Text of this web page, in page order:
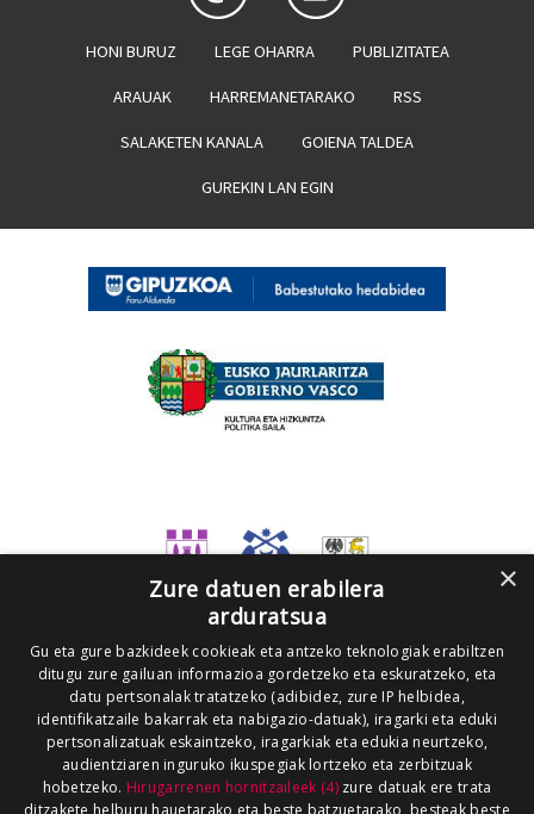
HONI BURUZ LEGE OHARRA PUBLIZITATEA
ARAUAK HARREMANETARAKO RSS
SALAKETEN KANALA GOIENA TALDEA
GUREKIN LAN EGIN
×
Zure datuen erabilera
arduratsua
Gu eta gure bazkideek cookieak eta antzeko teknologiak erabiltzen
ditugu zure gailuan informazioa gordetzeko eta eskuratzeko, eta
datu pertsonalak tratatzeko (adibidez, zure IP helbidea,
identifikatzaile bakarrak eta nabigazio-datuak), iragarki eta eduki
pertsonalizatuak eskaintzeko, iragarkiak eta edukia neurtzeko,
audientziaren inguruko ikuspegiak lortzeko eta zerbitzuak
hobetzeko. Hirugarrenen hornitzaileek (4)zure datuak ere trata
ditzakete helburu hauetarako eta beste batzuetarako, besteak beste